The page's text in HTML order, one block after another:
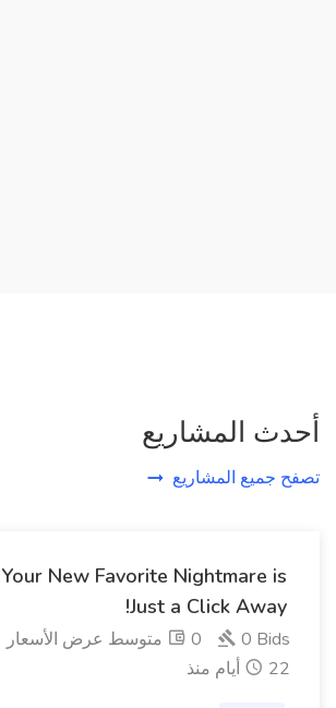
أحدث المشاريع
تصفح جميع المشاريع
New Favorite Nightmare is
Just a Click Away!
0 Bids
0 متوسط ​​عرض الأسعار
22 أيام منذ